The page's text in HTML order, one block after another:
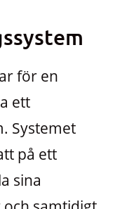
för en
ett
Systemet
på ett
sina